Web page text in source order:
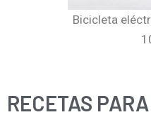
Bicicleta
RECETAS